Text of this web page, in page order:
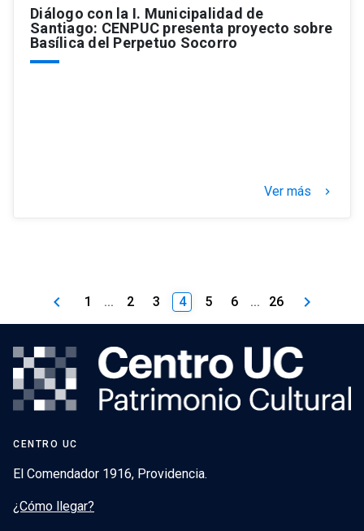
Diálogo con la I. Municipalidad de
Santiago: CENPUC presenta proyecto sobre
Basílica del Perpetuo Socorro
Ver más keyboard_arrow_right
keyboard_arrow_left 1 ... 2 3 4 5 6 ... 26 keyboard_arrow_right
CENTRO UC
El Comendador 1916, Providencia.
¿Cómo llegar?